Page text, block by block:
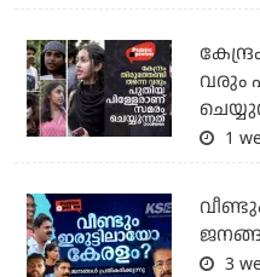
വരും
1
3